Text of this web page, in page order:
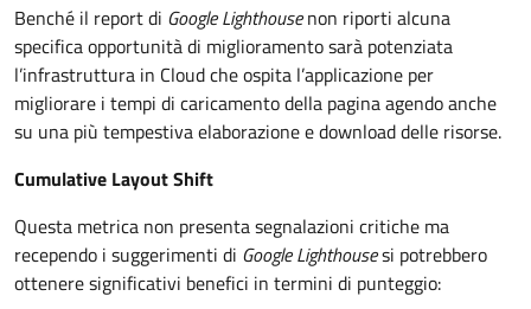
Benché il report di Google Lighthousenon riporti alcuna
specifica opportunità di miglioramento sarà potenziata
l’infrastruttura in Cloud che ospita l’applicazione per
migliorare i tempi di caricamento della pagina agendo anche
su una più tempestiva elaborazione e download delle risorse.
Cumulative Layout Shift
Questa metrica non presenta segnalazioni critiche ma
recependo i suggerimenti di Google Lighthousesi potrebbero
ottenere significativi benefici in termini di punteggio: